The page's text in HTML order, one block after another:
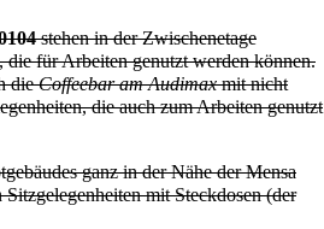
stehen in der Zwischenetage
die für Arbeiten genutzt werden können.
dieCoffeebar am Audimaxmit nicht
die auch zum Arbeiten genutzt
ganz in der Nähe der Mensa
mit Steckdosen (der